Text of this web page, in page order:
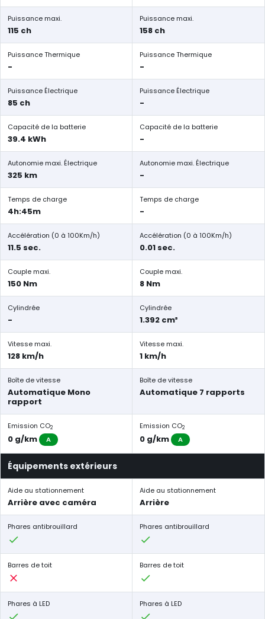
Puissance maxi.
115 ch
Puissance maxi.
158 ch
Puissance Thermique
-
Puissance Thermique
-
Puissance Électrique
85 ch
Puissance Électrique
-
Capacité de la batterie
39.4 kWh
Capacité de la batterie
-
Autonomie maxi. Électrique
325 km
Autonomie maxi. Électrique
-
Temps de charge
4h:45m
Temps de charge
-
Accélération (0 à 100Km/h)
11.5 sec.
Accélération (0 à 100Km/h)
0.01 sec.
Couple maxi.
150 Nm
Couple maxi.
8 Nm
Cylindrée
-
Cylindrée
1.392 cm³
Vitesse maxi.
128 km/h
Vitesse maxi.
1 km/h
Boîte de vitesse
Automatique Mono
rapport
Boîte de vitesse
Automatique 7 rapports
Emission CO2
0 g/km A
Emission CO2
0 g/km A
Équipements extérieurs
Aide au stationnement
Arrière avec caméra
Aide au stationnement
Arrière
Phares antibrouillard Phares antibrouillard
Barres de toit Barres de toit
Phares à LED Phares à LED